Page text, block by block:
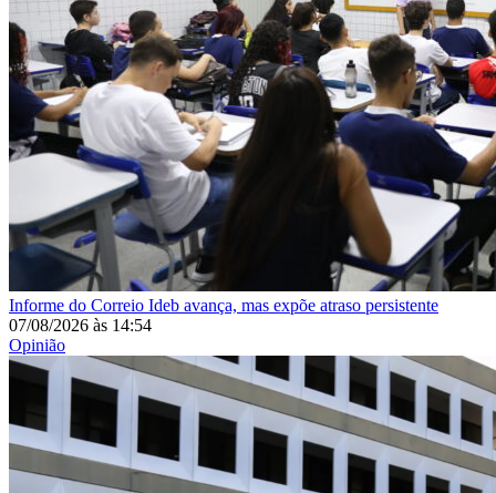
Informe do Correio Ideb avança, mas expõe atraso persistente
07/08/2026 às 14:54
Opinião